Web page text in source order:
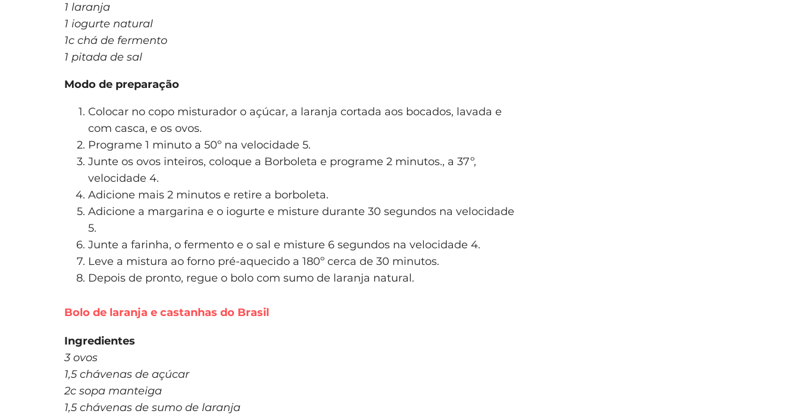
1 laranja
1 iogurte natural
1c chá de fermento
1 pitada de sal
Modo de preparação
Colocar no copo misturador o açúcar, a laranja cortada aos bocados, lavada e
com casca, e os ovos.
Programe 1 minuto a 50º na velocidade 5.
Junte os ovos inteiros, coloque a Borboleta e programe 2 minutos., a 37º,
velocidade 4.
Adicione mais 2 minutos e retire a borboleta.
Adicione a margarina e o iogurte e misture durante 30 segundos na velocidade
5.
Junte a farinha, o fermento e o sal e misture 6 segundos na velocidade 4.
Leve a mistura ao forno pré-aquecido a 180º cerca de 30 minutos.
Depois de pronto, regue o bolo com sumo de laranja natural.
Bolo de laranja e castanhas do Brasil
Ingredientes
3 ovos
1,5 chávenas de açúcar
2c sopa manteiga
1,5 chávenas de sumo de laranja